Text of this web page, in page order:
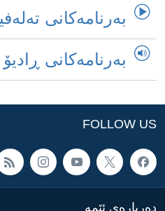
به‌رنامه‌کانی
به‌رنامه‌کانی
FOLLOW US
ده‌رباره‌ی ئێمه‌